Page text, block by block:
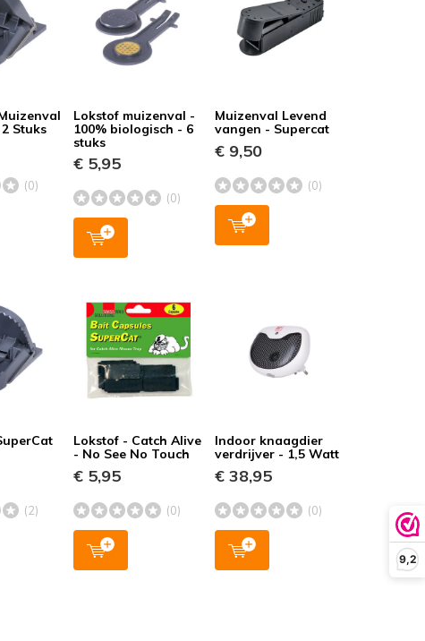
9,2
Stuks
(0)
Lokstof muizenval -
100% biologisch - 6
stuks
€ 5,95
(0)
Muizenval Levend
vangen - Supercat
€ 9,50
(0)
(2)
Lokstof - Catch Alive
- No See No Touch
€ 5,95
(0)
Indoor knaagdier
verdrijver - 1,5 Watt
€ 38,95
(0)